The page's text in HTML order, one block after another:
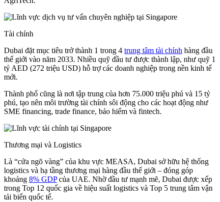
Tài chính
Dubai đặt mục tiêu trở thành 1 trong 4 trung tâm tài chính hàng đầu
thế giới vào năm 2033. Nhiều quỹ đầu tư được thành lập, như quỹ 1
tỷ AED (272 triệu USD) hỗ trợ các doanh nghiệp trong nền kinh tế
mới.
Thành phố cũng là nơi tập trung của hơn 75.000 triệu phú và 15 tỷ
phú, tạo nên môi trường tài chính sôi động cho các hoạt động như
SME financing, trade finance, bảo hiểm và fintech.
Thương mại và Logistics
Là “cửa ngõ vàng” của khu vực MEASA, Dubai sở hữu hệ thống
logistics và hạ tầng thương mại hàng đầu thế giới – đóng góp
khoảng 8% GDPcủa UAE. Nhờ đầu tư mạnh mẽ, Dubai được xếp
trong Top 12 quốc gia về hiệu suất logistics và Top 5 trung tâm vận
tải biển quốc tế.